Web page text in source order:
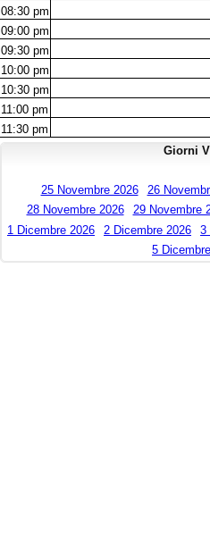
08:30 pm
09:00 pm
09:30 pm
10:00 pm
10:30 pm
11:00 pm
11:30 pm
Giorni
25 Novembre 2026 26
28 Novembre 2026
29 Novembre
1 Dicembre 2026 2 Dicembre 2026 3
5